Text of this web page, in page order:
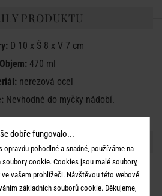
PRODUKTU
D 10 x Š 8 x V 7 cm
Objem: 470 ml
nerezová ocel
Nevhodné do myčky nádobí.
S PŘÁTELI
dobře fungovalo...
opravdu pohodlné a snadné, používáme na
cookie. Cookies jsou malé soubory,
vašem prohlížeči. Návštěvou této webové
základních souborů cookie. Děkujeme,